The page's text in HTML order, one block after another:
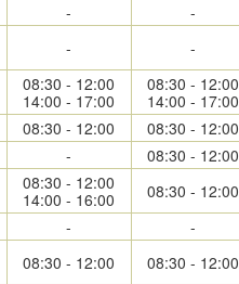
- -
- -
08:30 - 12:00
14:00 - 17:00
08:30 - 12:00
14:00 - 17:00
08:30 - 12:00 08:30 - 12:00
- 08:30 - 12:00
08:30 - 12:00
14:00 - 16:00
08:30 - 12:00
- -
08:30 - 12:00 08:30 - 12:00